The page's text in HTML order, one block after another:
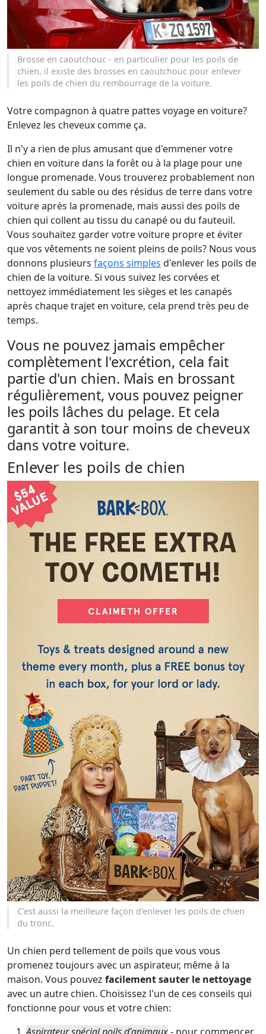
Brosse en caoutchouc - en particulier pour les poils de
chien, il existe des brosses en caoutchouc pour enlever
les poils de chien du rembourrage de la voiture.
Votre compagnon à quatre pattes voyage en voiture?
Enlevez les cheveux comme ça.
Il n'y a rien de plus amusant que d'emmener votre
chien en voiture dans la forêt ou à la plage pour une
longue promenade. Vous trouverez probablement non
seulement du sable ou des résidus de terre dans votre
voiture après la promenade, mais aussi des poils de
chien qui collent au tissu du canapé ou du fauteuil.
Vous souhaitez garder votre voiture propre et éviter
que vos vêtements ne soient pleins de poils? Nous vous
donnons plusieurs façons simples d'enlever les poils de
chien de la voiture. Si vous suivez les corvées et
nettoyez immédiatement les sièges et les canapés
après chaque trajet en voiture, cela prend très peu de
temps.
Vous ne pouvez jamais empêcher
complètement l'excrétion, cela fait
partie d'un chien. Mais en brossant
régulièrement, vous pouvez peigner
les poils lâches du pelage. Et cela
garantit à son tour moins de cheveux
dans votre voiture.
Enlever les poils de chien
C'est aussi la meilleure façon d'enlever les poils de chien
du tronc.
Un chien perd tellement de poils que vous vous
promenez toujours avec un aspirateur, même à la
maison. Vous pouvez facilement sauter le nettoyage
avec un autre chien. Choisissez l'un de ces conseils qui
fonctionne pour vous et votre chien: